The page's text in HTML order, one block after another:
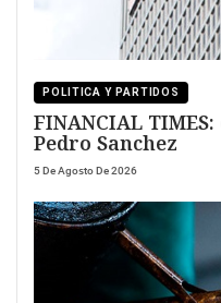
POLITICA Y PARTIDOS
FINANCIAL
Pedro Sanchez
5 De Agosto De 2026